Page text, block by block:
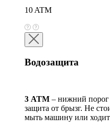
10 ATM
Водозащита
3 АТМ – нижний порог
защита от брызг. Не
мыть машину или